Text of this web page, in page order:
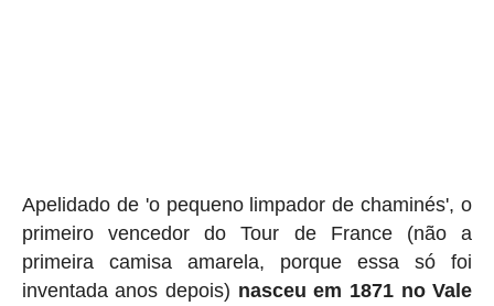
Apelidado de 'o pequeno limpador de chaminés', o
primeiro vencedor do Tour de France (não a
primeira camisa amarela, porque essa só foi
inventada anos depois) nasceu em 1871 no Vale